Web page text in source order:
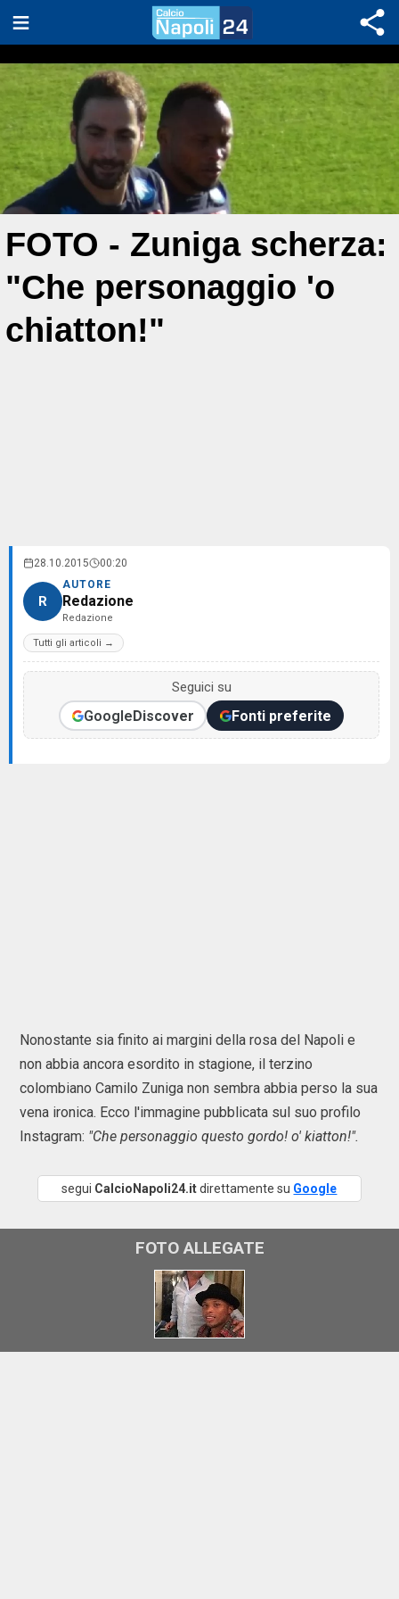
FOTO - Zuniga scherza:
"Che personaggio 'o
chiatton!"
28.10.2015 00:20
R
AUTORE
Redazione
Redazione
Tutti gli articoli →
Seguici su
GoogleDiscover Fonti preferite
Nonostante sia finito ai margini della rosa del Napoli e
non abbia ancora esordito in stagione, il terzino
colombiano Camilo Zuniga non sembra abbia perso la sua
vena ironica. Ecco l'immagine pubblicata sul suo profilo
Instagram: "Che personaggio questo gordo! o' kiatton!".
segui CalcioNapoli24.itdirettamente su Google
FOTO ALLEGATE